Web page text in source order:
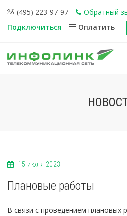
(495) 223-97-97
Обратный
Подключиться
Оплатить
15 июля 2023
Плановые работы
В связи с проведением плановых